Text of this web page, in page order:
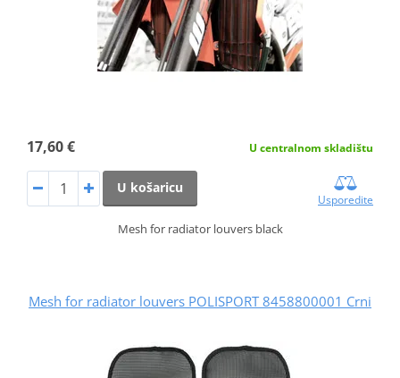
17,60 € U centralnom skladištu
U košaricu
Usporedite
Mesh for radiator louvers black
Mesh for radiator louvers POLISPORT 8458800001 Crni